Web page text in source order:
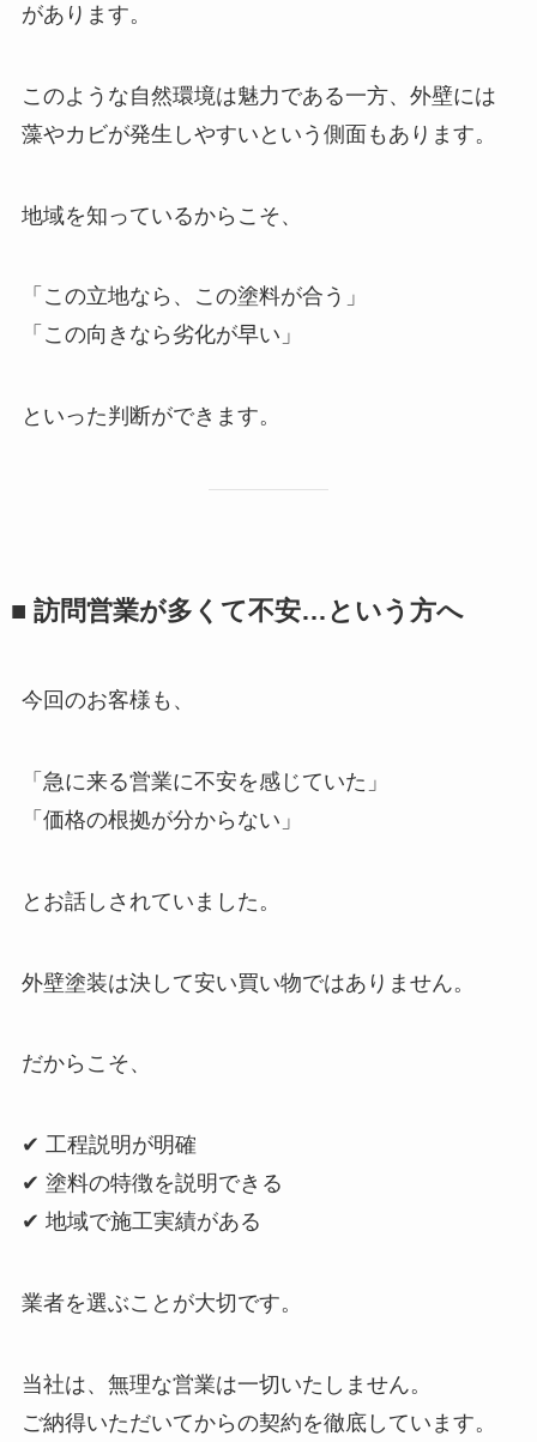
があります。
このような自然環境は魅力である一方、外壁には
藻やカビが発生しやすいという側面もあります。
地域を知っているからこそ、
「この立地なら、この塗料が合う」
「この向きなら劣化が早い」
といった判断ができます。
■ 訪問営業が多くて不安…という方へ
今回のお客様も、
「急に来る営業に不安を感じていた」
「価格の根拠が分からない」
とお話しされていました。
外壁塗装は決して安い買い物ではありません。
だからこそ、
✔ 工程説明が明確
✔ 塗料の特徴を説明できる
✔ 地域で施工実績がある
業者を選ぶことが大切です。
当社は、無理な営業は一切いたしません。
ご納得いただいてからの契約を徹底しています。